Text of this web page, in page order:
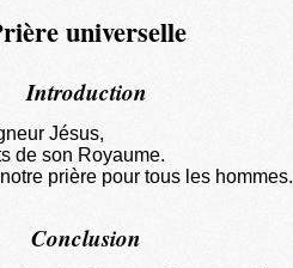
universelle
Introduction
Jésus,
de son Royaume.
prière pour tous les hommes.
Conclusion